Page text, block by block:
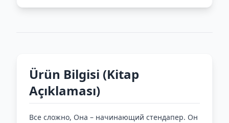
Ürün Bilgisi (Kitap
Açıklaması)
Все сложно, Она – начинающий стендапер. Он